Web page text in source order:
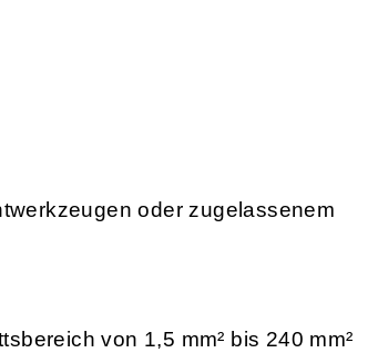
oder zugelassenem
von 1,5 mm² bis 240 mm²